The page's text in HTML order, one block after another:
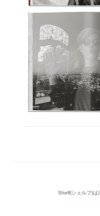
Shelf(シェルフ)は